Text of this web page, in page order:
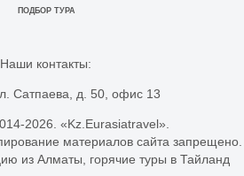
ПОДБОР ТУРА
Наши контакты:
Сатпаева, д. 50, офис 13
2026. «Kz.Eurasiatravel».
материалов сайта запрещено.
из Алматы горячие туры в Тайланд